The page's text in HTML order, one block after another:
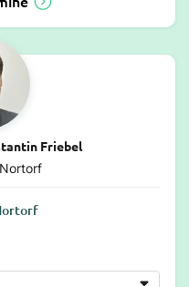
Friebel